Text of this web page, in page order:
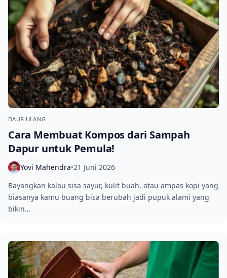
DAUR ULANG
Cara Membuat Kompos dari Sampah
Dapur untuk Pemula!
Yovi Mahendra•21 Juni 2026
Bayangkan kalau sisa sayur, kulit buah, atau ampas kopi yang
biasanya kamu buang bisa berubah jadi pupuk alami yang
bikin…